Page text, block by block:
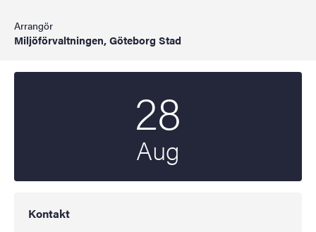
Arrangör
Miljöförvaltningen, Göteborg Stad
28
Aug
Kontakt